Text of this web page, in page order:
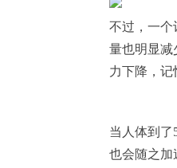
不过，一
量也明显减
力下降，记
当人体到
也会随之加